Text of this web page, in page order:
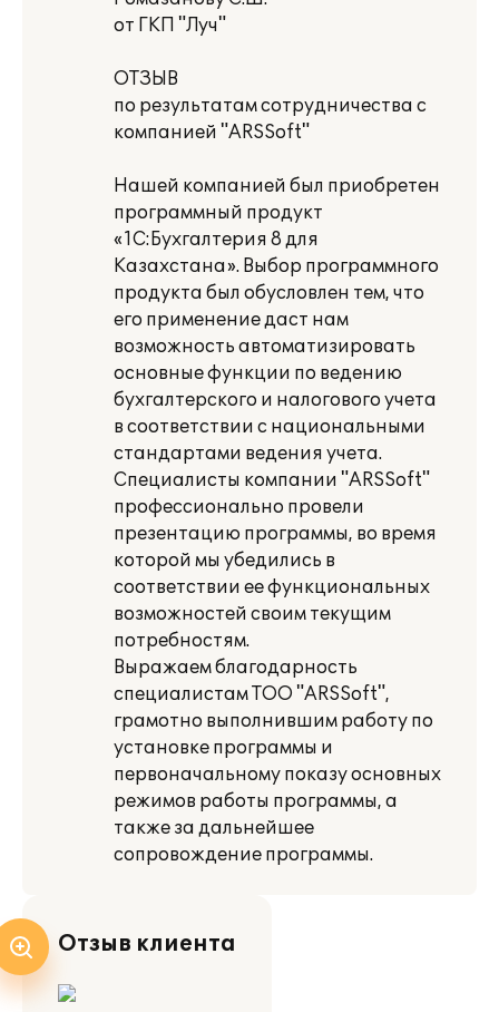
от ГКП "Луч"
ОТЗЫВ
по результатам сотрудничества с
компанией "ARSSoft"
Нашей компанией был приобретен
программный продукт
«1С:Бухгалтерия 8 для
Казахстана». Выбор программного
продукта был обусловлен тем, что
его применение даст нам
возможность автоматизировать
основные функции по ведению
бухгалтерского и налогового учета
в соответствии с национальными
стандартами ведения учета.
Специалисты компании "ARSSoft"
профессионально провели
презентацию программы, во время
которой мы убедились в
соответствии ее функциональных
возможностей своим текущим
потребностям.
Выражаем благодарность
специалистам ТОО "ARSSoft",
грамотно выполнившим работу по
установке программы и
первоначальному показу основных
режимов работы программы, а
также за дальнейшее
сопровождение программы.
Отзыв клиента